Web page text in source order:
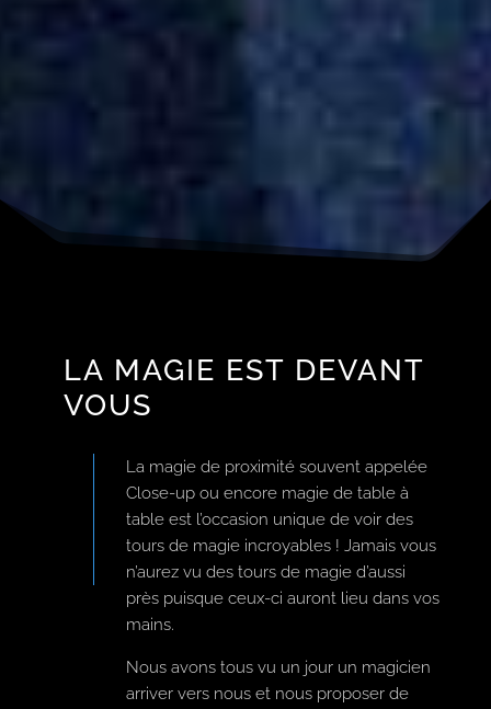
LA MAGIE EST DEVANT
VOUS
La magie de proximité souvent appelée
Close-up ou encore magie de table à
table est l’occasion unique de voir des
tours de magie incroyables ! Jamais vous
n’aurez vu des tours de magie d’aussi
près puisque ceux-ci auront lieu dans vos
mains.
Nous avons tous vu un jour un magicien
arriver vers nous et nous proposer de